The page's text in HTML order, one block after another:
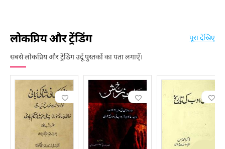
लोकप्रिय और ट्रेंडिंग
सबसे लोकप्रिय और ट्रेंडिंग उर्दू पुस्तकों का पता लगाएँ।
पूरा देखिए